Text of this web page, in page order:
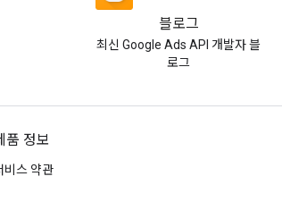
블로그
최신 Google Ads API 개발자 블
로그
품 정보
비스 약관